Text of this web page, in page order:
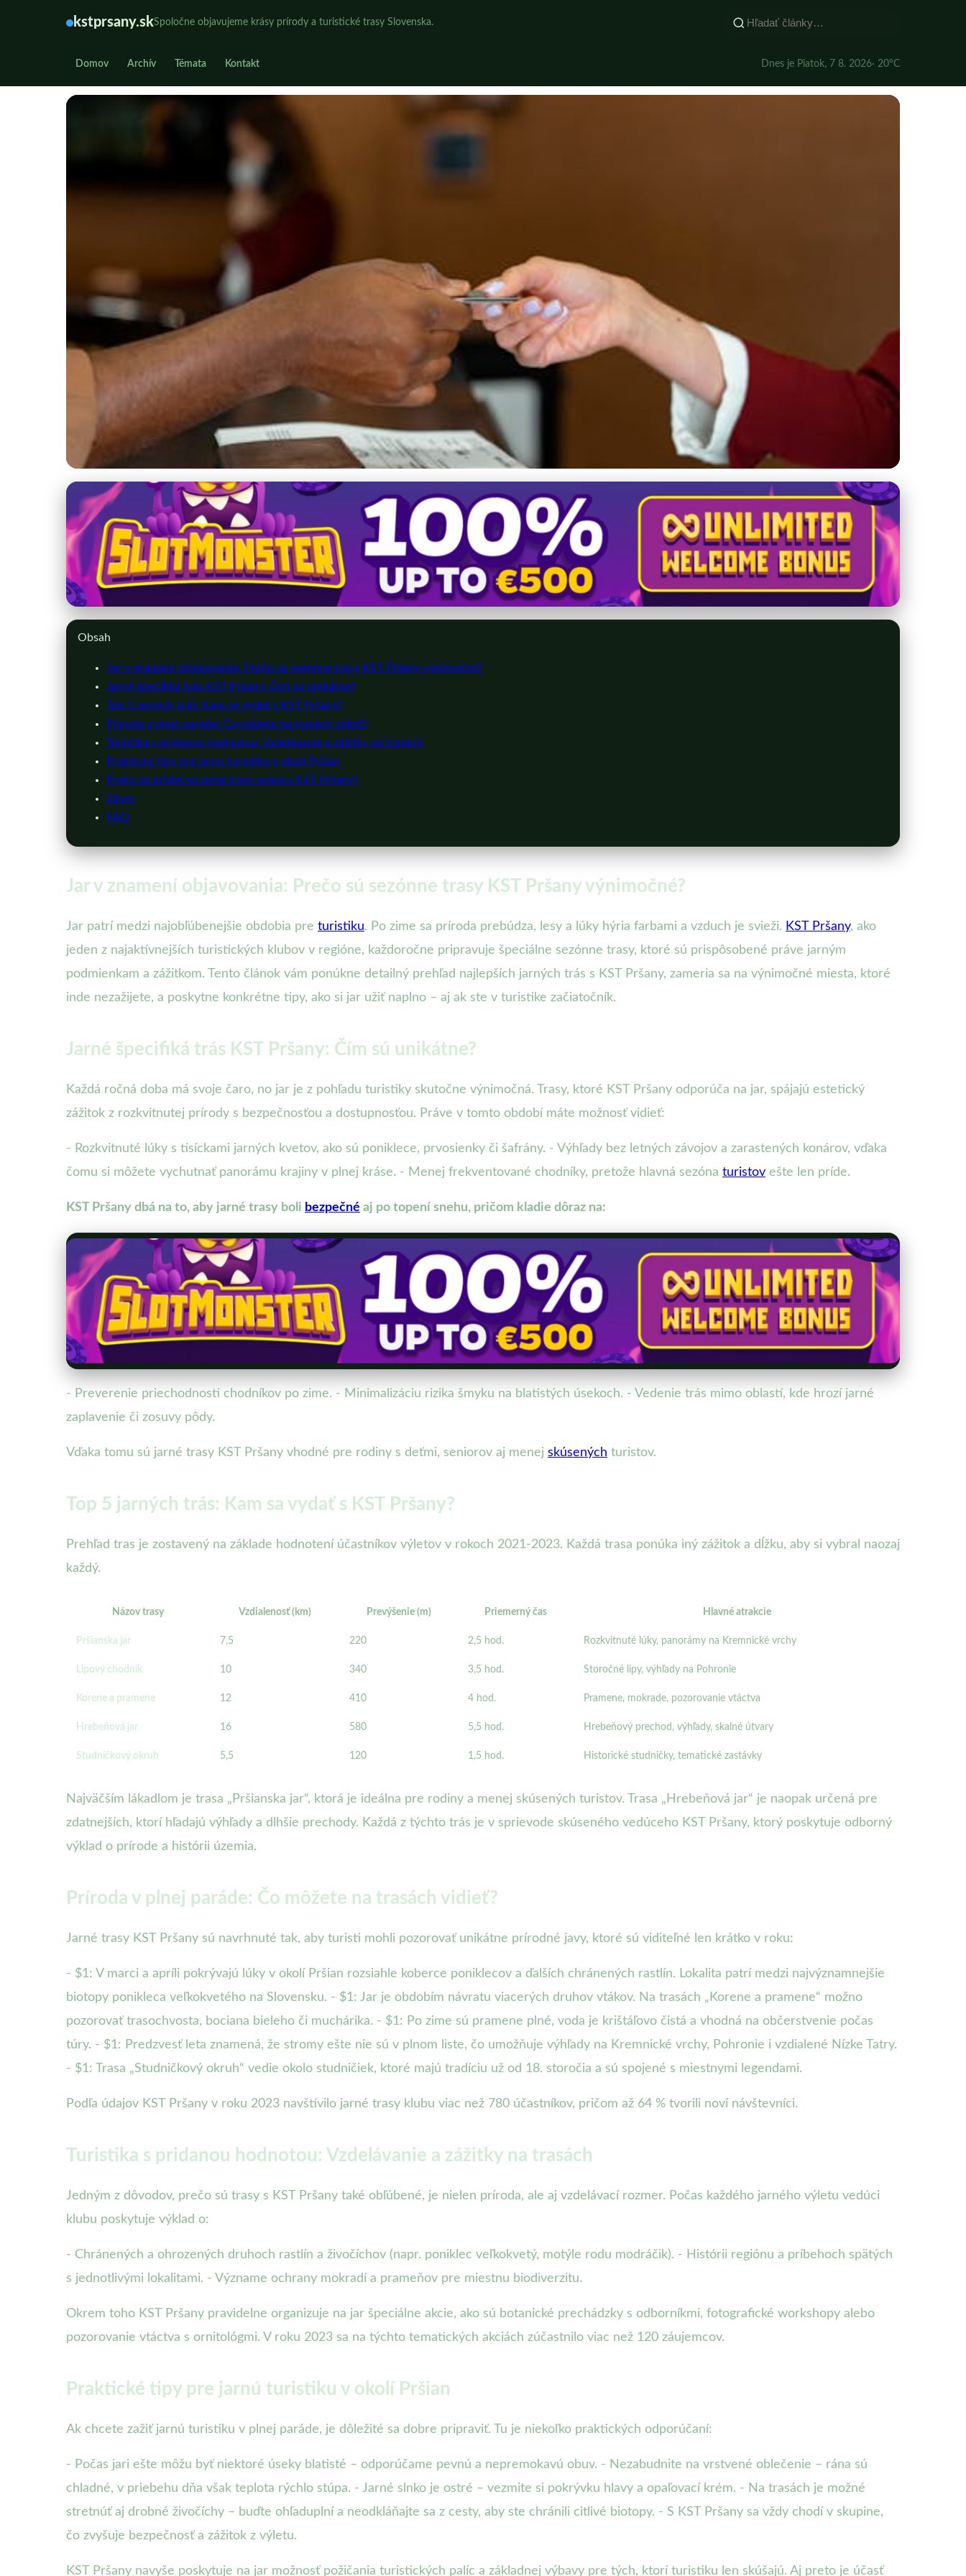
kstprsany.skSpoločne objavujeme krásy prírody a turistické trasy Slovenska.
Domov Archív Témata Kontakt Dnes je Piatok, 7 8. 2026· 20°C
kstprsany.sk
Jar plná objavov: Pozrite si trasy KST Pršany a ich čaro
2. 3. 2026· 9 min čítania · Autor: Peter Holý
Obsah
Jar v znamení objavovania: Prečo sú sezónne trasy KST Pršany výnimočné?
Jarné špecifiká trás KST Pršany: Čím sú unikátne?
Top 5 jarných trás: Kam sa vydať s KST Pršany?
Príroda v plnej paráde: Čo môžete na trasách vidieť?
Turistika s pridanou hodnotou: Vzdelávanie a zážitky na trasách
Praktické tipy pre jarnú turistiku v okolí Pršian
Prečo sa pridať na jarné trasy práve s KST Pršany?
Záver
FAQ
Jar v znamení objavovania: Prečo sú sezónne trasy KST Pršany výnimočné?
Jar patrí medzi najobľúbenejšie obdobia pre turistiku. Po zime sa príroda prebúdza, lesy a lúky hýria farbami a vzduch je svieži. KST Pršany, ako
jeden z najaktívnejších turistických klubov v regióne, každoročne pripravuje špeciálne sezónne trasy, ktoré sú prispôsobené práve jarným
podmienkam a zážitkom. Tento článok vám ponúkne detailný prehľad najlepších jarných trás s KST Pršany, zameria sa na výnimočné miesta, ktoré
inde nezažijete, a poskytne konkrétne tipy, ako si jar užiť naplno – aj ak ste v turistike začiatočník.
Jarné špecifiká trás KST Pršany: Čím sú unikátne?
Každá ročná doba má svoje čaro, no jar je z pohľadu turistiky skutočne výnimočná. Trasy, ktoré KST Pršany odporúča na jar, spájajú estetický
zážitok z rozkvitnutej prírody s bezpečnosťou a dostupnosťou. Práve v tomto období máte možnosť vidieť:
- Rozkvitnuté lúky s tisíckami jarných kvetov, ako sú poniklece, prvosienky či šafrány. - Výhľady bez letných závojov a zarastených konárov, vďaka
čomu si môžete vychutnať panorámu krajiny v plnej kráse. - Menej frekventované chodníky, pretože hlavná sezóna turistov ešte len príde.
KST Pršany dbá na to, aby jarné trasy boli bezpečné aj po topení snehu, pričom kladie dôraz na:
- Preverenie priechodnosti chodníkov po zime. - Minimalizáciu rizika šmyku na blatistých úsekoch. - Vedenie trás mimo oblastí, kde hrozí jarné
zaplavenie či zosuvy pôdy.
Vďaka tomu sú jarné trasy KST Pršany vhodné pre rodiny s deťmi, seniorov aj menej skúsených turistov.
Top 5 jarných trás: Kam sa vydať s KST Pršany?
Prehľad tras je zostavený na základe hodnotení účastníkov výletov v rokoch 2021-2023. Každá trasa ponúka iný zážitok a dĺžku, aby si vybral naozaj
každý.
Názov trasy Vzdialenosť (km) Prevýšenie (m) Priemerný čas Hlavné atrakcie
Pršianska jar 7,5 220 2,5 hod. Rozkvitnuté lúky, panorámy na Kremnické vrchy
Lipový chodník 10 340 3,5 hod. Storočné lipy, výhľady na Pohronie
Korene a pramene 12 410 4 hod. Pramene, mokrade, pozorovanie vtáctva
Hrebeňová jar 16 580 5,5 hod. Hrebeňový prechod, výhľady, skalné útvary
Studničkový okruh 5,5 120 1,5 hod. Historické studničky, tematické zastávky
Najväčším lákadlom je trasa „Pršianska jar“, ktorá je ideálna pre rodiny a menej skúsených turistov. Trasa „Hrebeňová jar“ je naopak určená pre
zdatnejších, ktorí hľadajú výhľady a dlhšie prechody. Každá z týchto trás je v sprievode skúseného vedúceho KST Pršany, ktorý poskytuje odborný
výklad o prírode a histórii územia.
Príroda v plnej paráde: Čo môžete na trasách vidieť?
Jarné trasy KST Pršany sú navrhnuté tak, aby turisti mohli pozorovať unikátne prírodné javy, ktoré sú viditeľné len krátko v roku:
- $1: V marci a apríli pokrývajú lúky v okolí Pršian rozsiahle koberce poniklecov a ďalších chránených rastlín. Lokalita patrí medzi najvýznamnejšie
biotopy ponikleca veľkokvetého na Slovensku. - $1: Jar je obdobím návratu viacerých druhov vtákov. Na trasách „Korene a pramene“ možno
pozorovať trasochvosta, bociana bieleho či muchárika. - $1: Po zime sú pramene plné, voda je krištáľovo čistá a vhodná na občerstvenie počas
túry. - $1: Predzvesť leta znamená, že stromy ešte nie sú v plnom liste, čo umožňuje výhľady na Kremnické vrchy, Pohronie i vzdialené Nízke Tatry.
- $1: Trasa „Studničkový okruh“ vedie okolo studničiek, ktoré majú tradíciu už od 18. storočia a sú spojené s miestnymi legendami.
Podľa údajov KST Pršany v roku 2023 navštívilo jarné trasy klubu viac než 780 účastníkov, pričom až 64 % tvorili noví návštevníci.
Turistika s pridanou hodnotou: Vzdelávanie a zážitky na trasách
Jedným z dôvodov, prečo sú trasy s KST Pršany také obľúbené, je nielen príroda, ale aj vzdelávací rozmer. Počas každého jarného výletu vedúci
klubu poskytuje výklad o:
- Chránených a ohrozených druhoch rastlín a živočíchov (napr. poniklec veľkokvetý, motýle rodu modráčik). - Histórii regiónu a príbehoch spätých
s jednotlivými lokalitami. - Význame ochrany mokradí a prameňov pre miestnu biodiverzitu.
Okrem toho KST Pršany pravidelne organizuje na jar špeciálne akcie, ako sú botanické prechádzky s odborníkmi, fotografické workshopy alebo
pozorovanie vtáctva s ornitológmi. V roku 2023 sa na týchto tematických akciách zúčastnilo viac než 120 záujemcov.
Praktické tipy pre jarnú turistiku v okolí Pršian
Ak chcete zažiť jarnú turistiku v plnej paráde, je dôležité sa dobre pripraviť. Tu je niekoľko praktických odporúčaní:
- Počas jari ešte môžu byť niektoré úseky blatisté – odporúčame pevnú a nepremokavú obuv. - Nezabudnite na vrstvené oblečenie – rána sú
chladné, v priebehu dňa však teplota rýchlo stúpa. - Jarné slnko je ostré – vezmite si pokrývku hlavy a opaľovací krém. - Na trasách je možné
stretnúť aj drobné živočíchy – buďte ohľaduplní a neodkláňajte sa z cesty, aby ste chránili citlivé biotopy. - S KST Pršany sa vždy chodí v skupine,
čo zvyšuje bezpečnosť a zážitok z výletu.
KST Pršany navyše poskytuje na jar možnosť požičania turistických palíc a základnej výbavy pre tých, ktorí turistiku len skúšajú. Aj preto je účasť